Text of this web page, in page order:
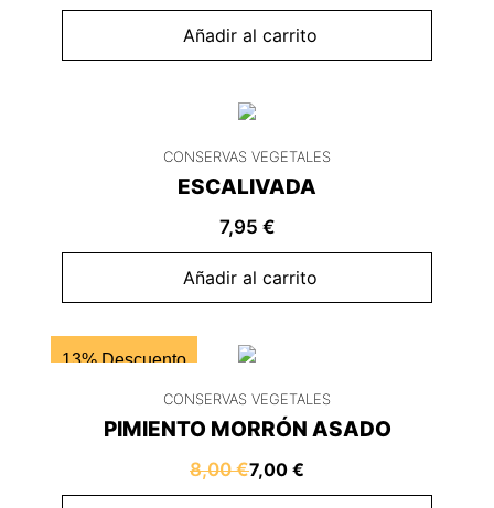
Añadir al carrito
CONSERVAS VEGETALES
ESCALIVADA
7,95 €
Añadir al carrito
13% Descuento
CONSERVAS VEGETALES
PIMIENTO MORRÓN ASADO
8,00€7,00 €